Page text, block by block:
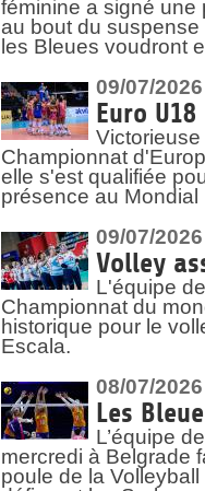
féminine a signé une
au bout du
les Bleues voudront
09/07/2026
Euro
Championnat
elle s'est qualifiée
présence au
09/07/2026
Volley
L'équipe
Championnat du
historique pour le
Escala.
08/07/2026
Les
L’équipe
mercredi à Belgrade
poule de la